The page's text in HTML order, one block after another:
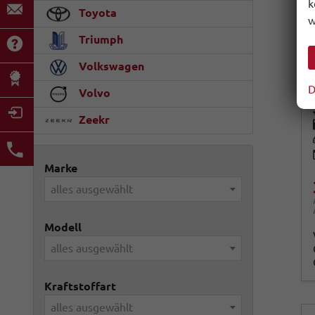
Toyota
Triumph
Volkswagen
Volvo
Zeekr
Marke
alles ausgewählt
Modell
alles ausgewählt
Kraftstoffart
alles ausgewählt